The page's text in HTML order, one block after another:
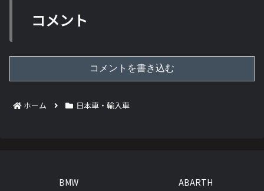
コメント
コメントを書き込む
ホーム 日本車・輸入車
BMW
ABARTH